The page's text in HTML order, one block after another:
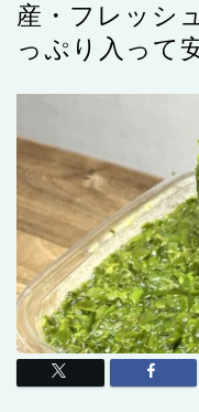
産・フレッシ
っぷり入って